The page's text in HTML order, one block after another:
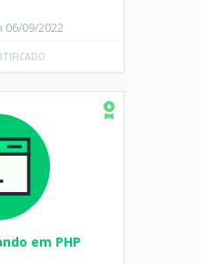
06/09/2022
em PHP